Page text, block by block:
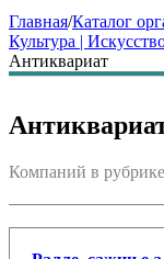
Главная/Каталог
Культура |
Антиквариат
Компаний в